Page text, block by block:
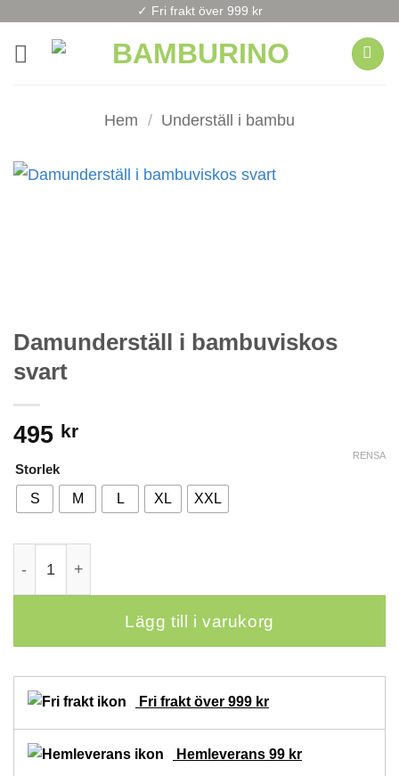
content
✓ Fri frakt över 999 kr
Hem / Underställ i bambu
Damunderställ i bambuviskos
svart
495 kr
Storlek
S M L XL XXL
RENSA
Lägg till i varukorg
Fri frakt över 999 kr
Hemleverans 99 kr